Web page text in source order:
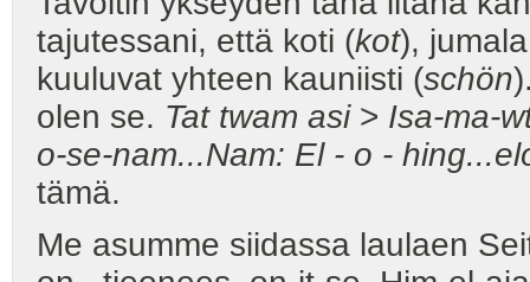
tajutessani, että koti (kot),
kuuluvat yhteen kauniisti (schön
olen se. Tat twam asi > Isa-ma-
o-se-nam...Nam: El - o -
tämä.
Me asumme siidassa laulaen